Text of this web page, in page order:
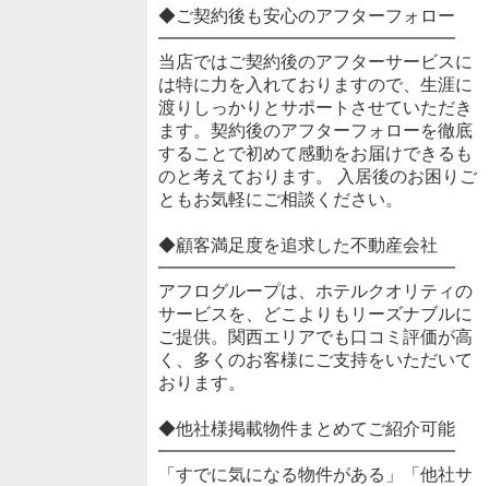
◆ご契約後も安心のアフターフォロー
━━━━━━━━━━━━━━━━━
当店ではご契約後のアフターサービスに
は特に力を入れておりますので、生涯に
渡りしっかりとサポートさせていただき
ます。契約後のアフターフォローを徹底
することで初めて感動をお届けできるも
のと考えております。 入居後のお困りご
ともお気軽にご相談ください。
◆顧客満足度を追求した不動産会社
━━━━━━━━━━━━━━━━━
アフログループは、ホテルクオリティの
サービスを、どこよりもリーズナブルに
ご提供。関西エリアでも口コミ評価が高
く、多くのお客様にご支持をいただいて
おります。
◆他社様掲載物件まとめてご紹介可能
━━━━━━━━━━━━━━━━━
「すでに気になる物件がある」「他社サ